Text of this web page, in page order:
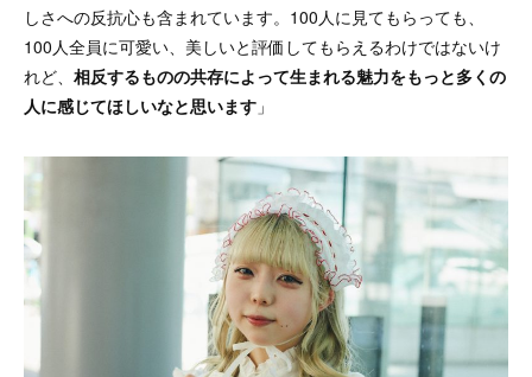
しさへの反抗心も含まれています。100人に見てもらっても、
100人全員に可愛い、美しいと評価してもらえるわけではないけ
れど、 相反するものの共存によって生まれる魅力をもっと多くの
人に感じてほしいなと思います 」